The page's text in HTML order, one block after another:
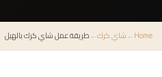
Home
← شاي كرك← طريقة عمل شاي كرك بالهيل